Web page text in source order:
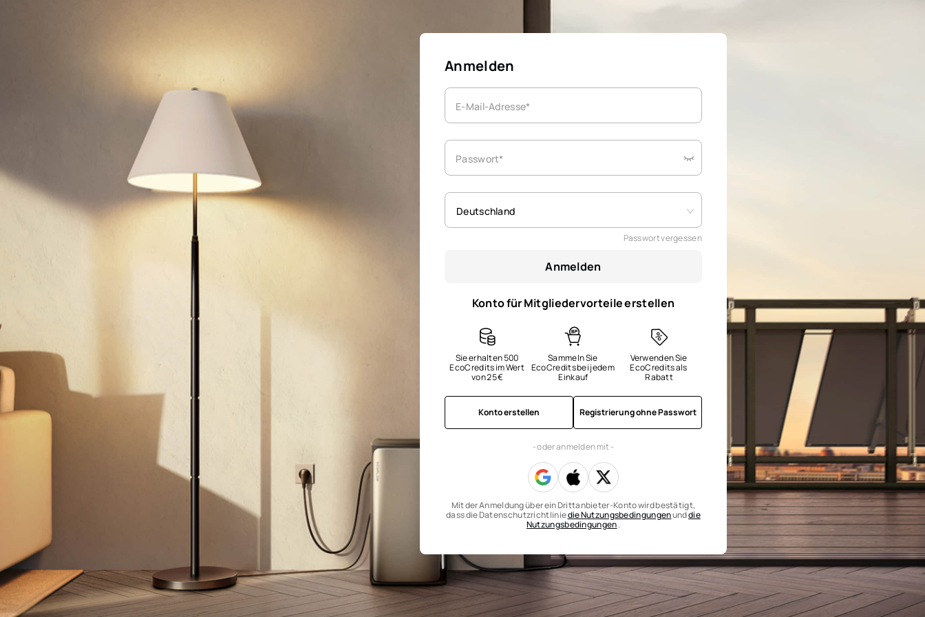
Anmelden
E-Mail-Adresse*
Passwort*
Deutschland
Passwort vergessen
Anmelden
Konto für Mitgliedervorteile erstellen
Sie erhalten 500
EcoCredits im Wert
von 25 €
Sammeln Sie
EcoCredits bei jedem
Einkauf
Verwenden Sie
EcoCredits als
Rabatt
Konto erstellen Registrierung ohne Passwort
- oder anmelden mit -
Mit der Anmeldung über ein Drittanbieter-Konto wird bestätigt,
dass die Datenschutzrichtliniedie Nutzungsbedingungenunddie
Nutzungsbedingungen.